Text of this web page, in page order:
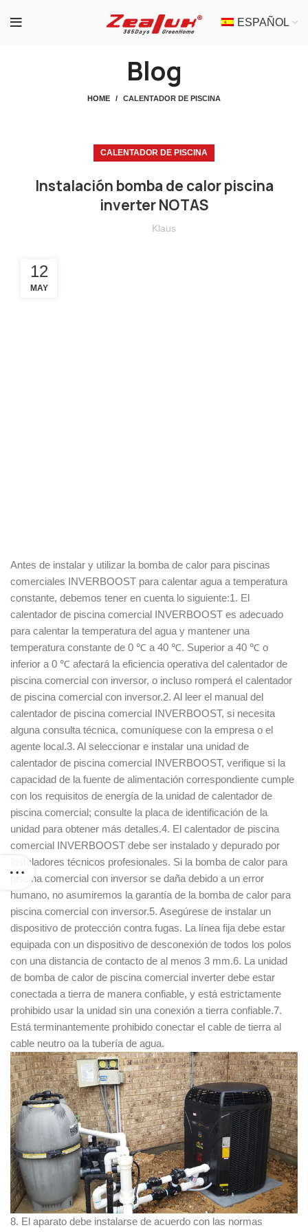
ESPAÑOL
Blog
HOME CALENTADOR DE PISCINA
CALENTADOR DE PISCINA
Instalación bomba de calor piscina
inverter NOTAS
Klaus
12
MAY
Antes de instalar y utilizar la bomba de calor para piscinas
comerciales INVERBOOST para calentar agua a temperatura
constante, debemos tener en cuenta lo siguiente:1. El
calentador de piscina comercial INVERBOOST es adecuado
para calentar la temperatura del agua y mantener una
temperatura constante de 0 ℃ a 40 ℃. Superior a 40 ℃ o
inferior a 0 ℃ afectará la eficiencia operativa del calentador de
piscina comercial con inversor, o incluso romperá el calentador
de piscina comercial con inversor.2. Al leer el manual del
calentador de piscina comercial INVERBOOST, si necesita
alguna consulta técnica, comuníquese con la empresa o el
agente local.3. Al seleccionar e instalar una unidad de
calentador de piscina comercial INVERBOOST, verifique si la
capacidad de la fuente de alimentación correspondiente cumple
con los requisitos de energía de la unidad de calentador de
piscina comercial; consulte la placa de identificación de la
unidad para obtener más detalles.4. El calentador de piscina
comercial INVERBOOST debe ser instalado y depurado por
instaladores técnicos profesionales. Si la bomba de calor para
piscina comercial con inversor se daña debido a un error
humano, no asumiremos la garantía de la bomba de calor para
piscina comercial con inversor.5. Asegúrese de instalar un
dispositivo de protección contra fugas. La línea fija debe estar
equipada con un dispositivo de desconexión de todos los polos
con una distancia de contacto de al menos 3 mm.6. La unidad
de bomba de calor de piscina comercial inverter debe estar
conectada a tierra de manera confiable, y está estrictamente
prohibido usar la unidad sin una conexión a tierra confiable.7.
Está terminantemente prohibido conectar el cable de tierra al
cable neutro oa la tubería de agua.
8. El aparato debe instalarse de acuerdo con las normas